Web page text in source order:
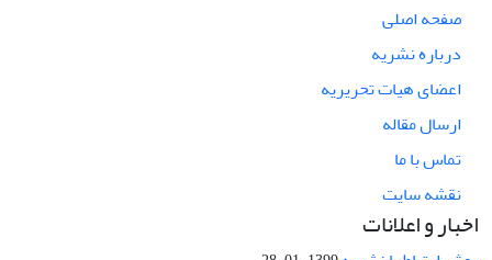
صفحه اصلی
درباره نشریه
اعضای هیات تحریریه
ارسال مقاله
تماس با ما
نقشه سایت
اخبار و اعلانات